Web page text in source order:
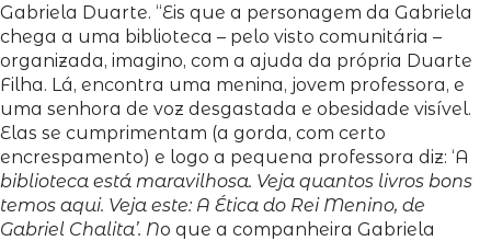
Gabriela Duarte. “Eis que a personagem da Gabriela
chega a uma biblioteca – pelo visto comunitária –
organizada, imagino, com a ajuda da própria Duarte
Filha. Lá, encontra uma menina, jovem professora, e
uma senhora de voz desgastada e obesidade visível.
Elas se cumprimentam (a gorda, com certo
encrespamento) e logo a pequena professora diz: ‘A
biblioteca está maravilhosa. Veja quantos livros bons
temos aqui. Veja este: A Ética do Rei Menino, de
Gabriel Chalita’. No que a companheira Gabriela